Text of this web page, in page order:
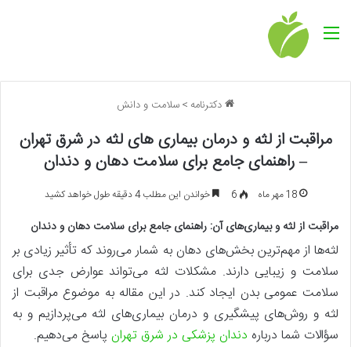
منو
دکترنامه >سلامت و دانش
مراقبت از لثه و درمان بیماری های لثه در شرق تهران
– راهنمای جامع برای سلامت دهان و دندان
18 مهر ماه 6 خواندن این مطلب 4 دقیقه طول خواهد کشید
مراقبت از لثه و بیماری‌های آن: راهنمای جامع برای سلامت دهان و دندان
لثه‌ها از مهم‌ترین بخش‌های دهان به شمار می‌روند که تأثیر زیادی بر
سلامت و زیبایی دارند. مشکلات لثه می‌تواند عوارض جدی برای
سلامت عمومی بدن ایجاد کند. در این مقاله به موضوع مراقبت از
لثه و روش‌های پیشگیری و درمان بیماری‌های لثه می‌پردازیم و به
سؤالات شما درباره دندان پزشکی در شرق تهران پاسخ می‌دهیم.